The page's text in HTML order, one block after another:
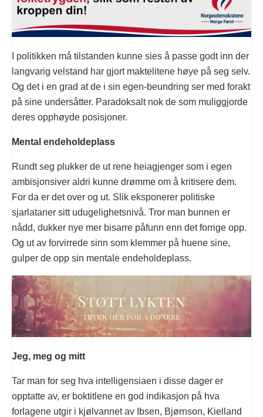
I politikken må tilstanden kunne sies å passe godt inn der
langvarig velstand har gjort maktelitene høye på seg selv.
Og det i en grad at de i sin egen-beundring ser med forakt
på sine undersåtter. Paradoksalt nok de som muliggjorde
deres opphøyde posisjoner.
Mental endeholdeplass
Rundt seg plukker de ut rene heiagjenger som i egen
ambisjonsiver aldri kunne drømme om å kritisere dem.
For da er det over og ut. Slik eksponerer politiske
sjarlataner sitt udugelighetsnivå. Tror man bunnen er
nådd, dukker nye mer bisarre påfunn enn det forrige opp.
Og ut av forvirrede sinn som klemmer på huene sine,
gulper de opp sin mentale endeholdeplass.
Jeg, meg og mitt
Tar man for seg hva intelligensiaen i disse dager er
opptatte av, er boktitlene en god indikasjon på hva
forlagene utgir i kjølvannet av Ibsen, Bjørnson, Kielland